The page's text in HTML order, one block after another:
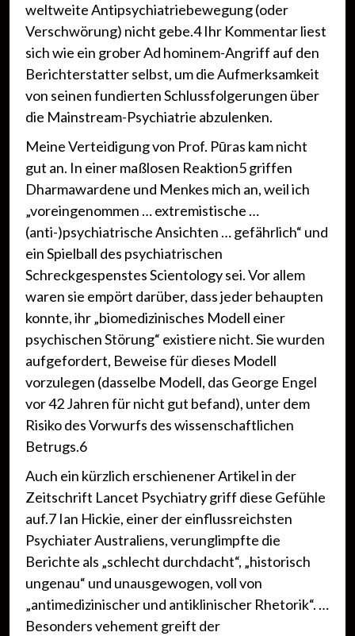
weltweite Antipsychiatriebewegung (oder
Verschwörung) nicht gebe.4 Ihr Kommentar liest
sich wie ein grober Ad hominem-Angriff auf den
Berichterstatter selbst, um die Aufmerksamkeit
von seinen fundierten Schlussfolgerungen über
die Mainstream-Psychiatrie abzulenken.
Meine Verteidigung von Prof. Pūras kam nicht
gut an. In einer maßlosen Reaktion5 griffen
Dharmawardene und Menkes mich an, weil ich
„voreingenommen … extremistische …
(anti-)psychiatrische Ansichten … gefährlich“ und
ein Spielball des psychiatrischen
Schreckgespenstes Scientology sei. Vor allem
waren sie empört darüber, dass jeder behaupten
konnte, ihr „biomedizinisches Modell einer
psychischen Störung“ existiere nicht. Sie wurden
aufgefordert, Beweise für dieses Modell
vorzulegen (dasselbe Modell, das George Engel
vor 42 Jahren für nicht gut befand), unter dem
Risiko des Vorwurfs des wissenschaftlichen
Betrugs.6
Auch ein kürzlich erschienener Artikel in der
Zeitschrift Lancet Psychiatry griff diese Gefühle
auf.7 Ian Hickie, einer der einflussreichsten
Psychiater Australiens, verunglimpfte die
Berichte als „schlecht durchdacht“, „historisch
ungenau“ und unausgewogen, voll von
„antimedizinischer und antiklinischer Rhetorik“. …
Besonders vehement greift der